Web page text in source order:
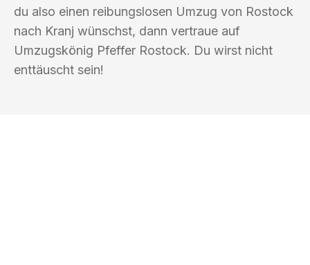
du also einen reibungslosen Umzug von Rostock
nach Kranj wünschst, dann vertraue auf
Umzugskönig Pfeffer Rostock. Du wirst nicht
enttäuscht sein!